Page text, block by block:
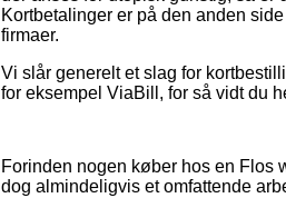
Kortbetalinger er på den anden
firmaer.
Vi slår generelt et slag for
for eksempel ViaBill, for så vidt du
Forinden nogen køber hos en Flos
dog almindeligvis et omfattende